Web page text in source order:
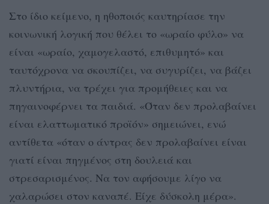
Στο ίδιο κείμενο, η ηθοποιός καυτηρίασε την
κοινωνική λογική που θέλει το «ωραίο φύλο» να
είναι «ωραίο, χαμογελαστό, επιθυμητό» και
ταυτόχρονα να σκουπίζει, να συγυρίζει, να βάζει
πλυντήρια, να τρέχει για προμήθειες και να
πηγαινοφέρνει τα παιδιά. «Όταν δεν προλαβαίνει
είναι ελαττωματικό προϊόν» σημειώνει, ενώ
αντίθετα «όταν ο άντρας δεν προλαβαίνει είναι
γιατί είναι πηγμένος στη δουλειά και
στρεσαρισμένος. Να τον αφήσουμε λίγο να
χαλαρώσει στον καναπέ. Είχε δύσκολη μέρα».